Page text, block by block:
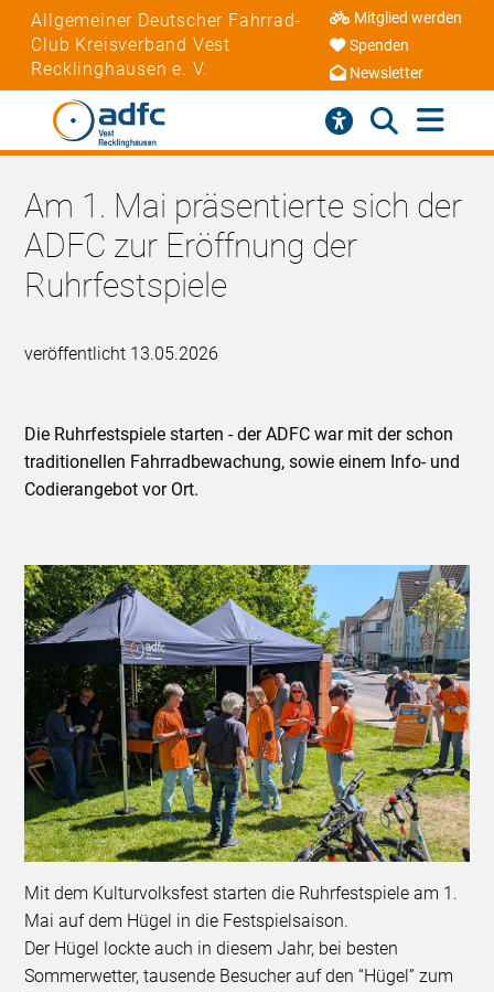
Allgemeiner Deutscher Fahrrad-
Club Kreisverband Vest
Recklinghausen e. V.
Mitglied werden
Spenden
Newsletter
Am 1. Mai präsentierte sich der
ADFC zur Eröffnung der
Ruhrfestspiele
veröffentlicht 13.05.2026
Die Ruhrfestspiele starten - der ADFC war mit der schon
traditionellen Fahrradbewachung, sowie einem Info- und
Codierangebot vor Ort.
Mit dem Kulturvolksfest starten die Ruhrfestspiele am 1.
Mai auf dem Hügel in die Festspielsaison.
Der Hügel lockte auch in diesem Jahr, bei besten
Sommerwetter, tausende Besucher auf den “Hügel” zum